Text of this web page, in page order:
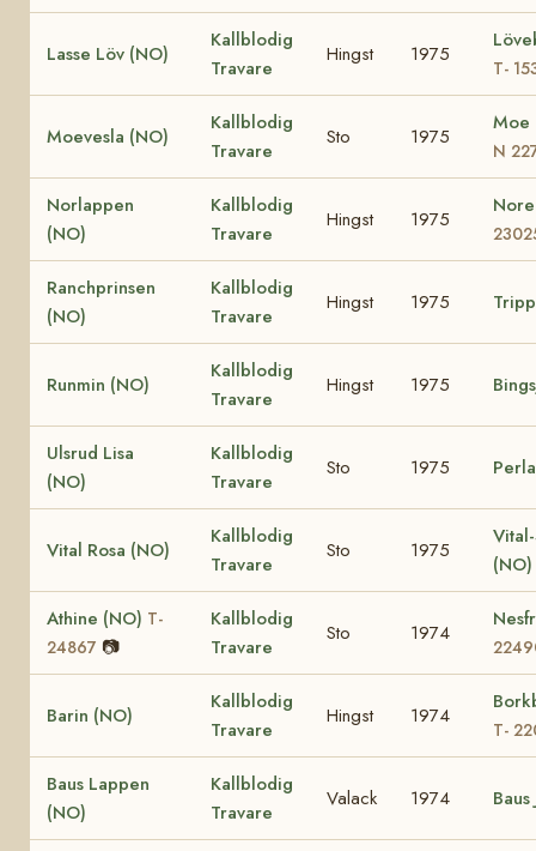
Lasse Löv (NO)
Kallblodig
Travare
Hingst 1975
T-
Moevesla (NO)
Kallblodig
Travare
Sto 1975
Moe
N
Norlappen
(NO)
Kallblodig
Travare
Hingst 1975
Ranchprinsen
(NO)
Kallblodig
Travare
Hingst 1975
Runmin (NO)
Kallblodig
Travare
Hingst 1975
Ulsrud Lisa
(NO)
Kallblodig
Travare
Sto 1975
Vital Rosa (NO)
Kallblodig
Travare
Sto 1975
(NO)
Athine (NO) T-
24867 📷
Kallblodig
Travare
Sto 1974
Barin (NO)
Kallblodig
Travare
Hingst 1974
T-
Baus Lappen
(NO)
Kallblodig
Travare
Valack 1974